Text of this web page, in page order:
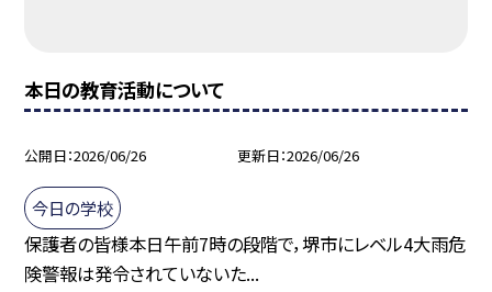
本日の教育活動について
公開日 2026/06/26 更新日 2026/06/26
今日の学校
保護者の皆様本日午前7時の段階で，堺市にレベル4大雨危
険警報は発令されていないた...